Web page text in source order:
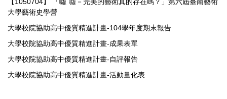
大學藝術史學營
大學校院協助高中優質精進計畫-104學年度期末報告
大學校院協助高中優質精進計畫-成果表單
大學校院協助高中優質精進計畫-自評報告
大學校院協助高中優質精進計畫-活動量化表